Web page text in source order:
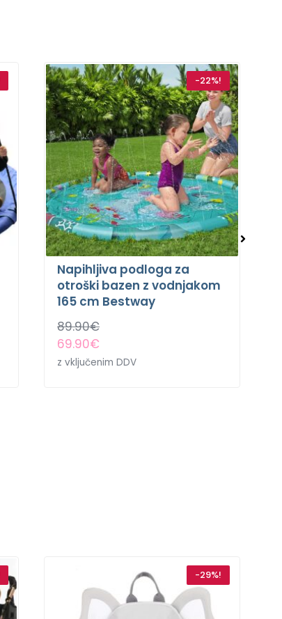
-22%!
Napihljiva podloga za
otroški bazen z vodnjakom
165 cm Bestway
89.90€
69.90€
z vključenim DDV
-29%!